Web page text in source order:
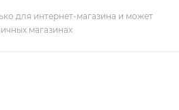
для интернет-магазина и может
магазинах